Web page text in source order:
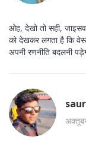
ओह, देखो तो सही,
को देखकर लगता है कि
अपनी रणनीति बदलनी